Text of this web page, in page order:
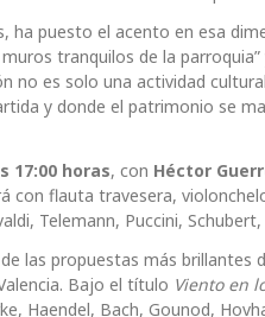
ha puesto el acento en esa
tranquilos de la
no es solo una actividad
y donde el patrimonio se
17:00 horas, con Héctor
con flauta travesera,
Telemann, Puccini,
las propuestas más brillantes
Bajo el título Viento en
Haendel, Bach, Gounod,